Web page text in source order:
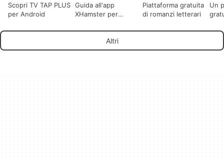
Scopri TV TAP PLUS
per Android
Guida all'app
XHamster per
Piattaforma gratuita
di romanzi letterari
Un
Altri